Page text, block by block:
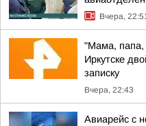
Вчера,
"Мама,
Иркутске
записку
Вчера, 22:43
Авиарейс с